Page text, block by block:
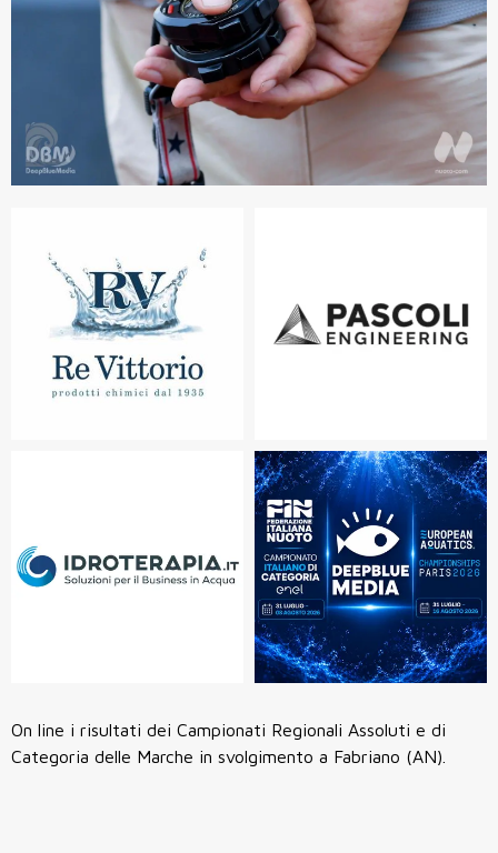
On line i risultati dei Campionati Regionali Assoluti e di
Categoria delle Marche in svolgimento a Fabriano (AN).